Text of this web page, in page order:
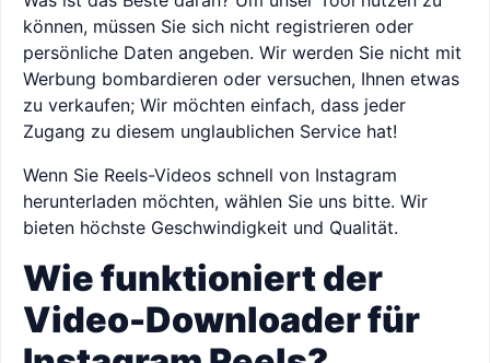
können, müssen Sie sich nicht registrieren oder
persönliche Daten angeben. Wir werden Sie nicht mit
Werbung bombardieren oder versuchen, Ihnen etwas
zu verkaufen; Wir möchten einfach, dass jeder
Zugang zu diesem unglaublichen Service hat!
Wenn Sie Reels-Videos schnell von Instagram
herunterladen möchten, wählen Sie uns bitte. Wir
bieten höchste Geschwindigkeit und Qualität.
Wie funktioniert der
Video-Downloader für